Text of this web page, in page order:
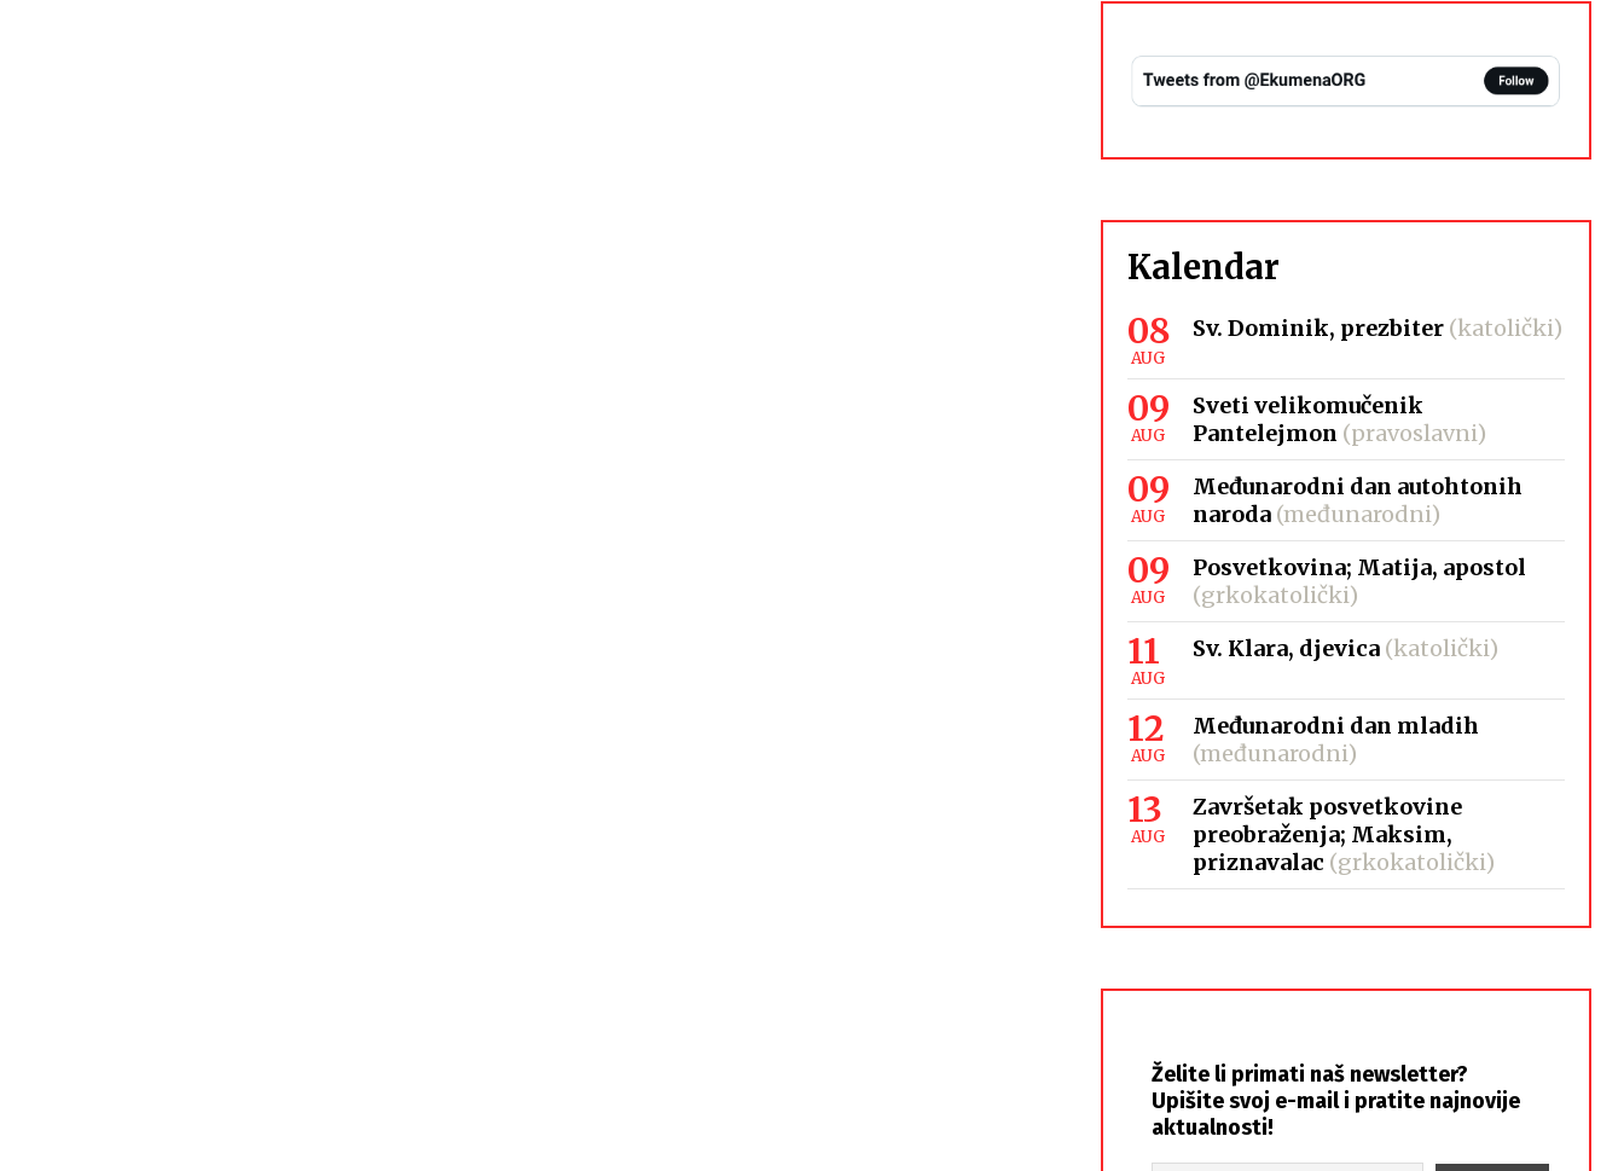
Kalendar
08
AUG
Sv. Dominik, prezbiter (katolički)
09
AUG
Sveti velikomučenik
Pantelejmon (pravoslavni)
09
AUG
Međunarodni dan autohtonih
naroda (međunarodni)
09
AUG
Posvetkovina; Matija, apostol
(grkokatolički)
11
AUG
Sv. Klara, djevica (katolički)
12
AUG
Međunarodni dan mladih
(međunarodni)
13
AUG
Završetak posvetkovine
preobraženja; Maksim,
priznavalac (grkokatolički)
Želite li primati naš newsletter?
Upišite svoj e-mail i pratite najnovije
aktualnosti!